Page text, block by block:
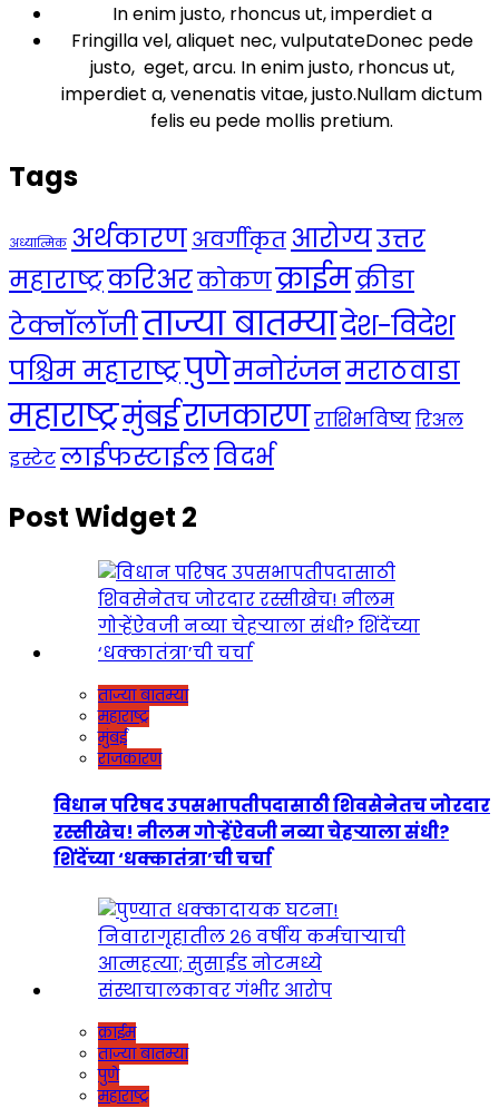
In enim justo, rhoncus ut, imperdiet a
Fringilla vel, aliquet nec, vulputateDonec pede
justo, eget, arcu. In enim justo, rhoncus ut,
imperdiet a, venenatis vitae, justo.Nullam dictum
felis eu pede mollis pretium.
Tags
अध्यात्मिक अर्थकारणअवर्गीकृत आरोग्यउत्तर
महाराष्ट्रकरिअरकोकणक्राईमक्रीडा
टेक्नॉलॉजीताज्या बातम्यादेश-विदेश
पश्चिम महाराष्ट्रपुणेमनोरंजनमराठवाडा
महाराष्ट्रमुंबईराजकारणराशिभविष्यरिअल
इस्टेटलाईफस्टाईलविदर्भ
Post Widget 2
ताज्या बातम्या
महाराष्ट्र
मुंबई
राजकारण
विधान परिषद उपसभापतीपदासाठी शिवसेनेतच जोरदार
रस्सीखेच! नीलम गोऱ्हेंऐवजी नव्या चेहऱ्याला संधी?
शिंदेंच्या ‘धक्कातंत्रा’ची चर्चा
क्राईम
ताज्या बातम्या
पुणे
महाराष्ट्र